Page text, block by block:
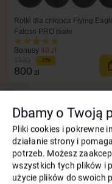
Rolki dla chłopca Flying
Falcon PRO białe
Bonusy 40 zł
-27%
800 zł
Dbamy o Twoją
Pliki cookies i pokrewne
działanie strony i
potrzeb. Możesz
wszystkich tych plików i
użycie plików do swoich